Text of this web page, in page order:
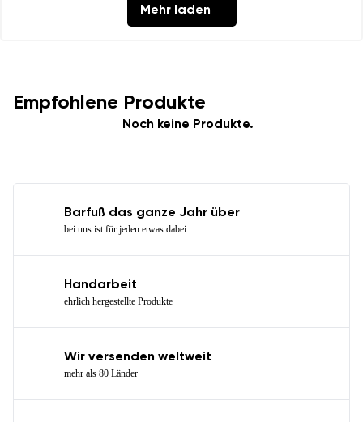
Mehr laden
Empfohlene Produkte
Noch keine Produkte.
Barfuß das ganze Jahr über
bei uns ist für jeden etwas dabei
Handarbeit
ehrlich hergestellte Produkte
Wir versenden weltweit
mehr als 80 Länder